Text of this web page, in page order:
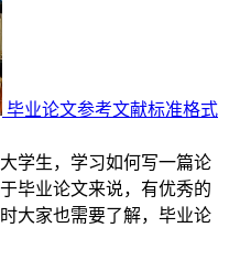
毕业论文参考文献标准格式
学生，学习如何写一篇论
毕业论文来说，有优秀的
大家也需要了解，毕业论